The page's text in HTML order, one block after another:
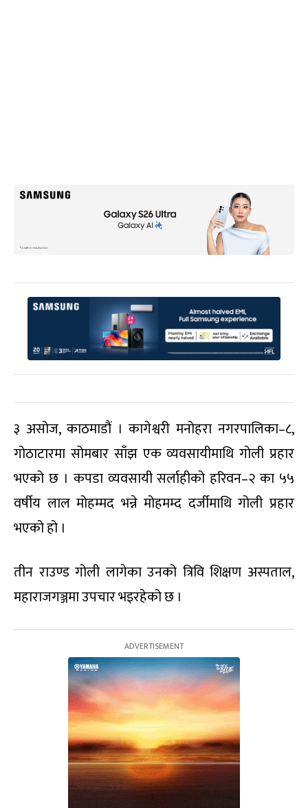
३ असोज, काठमाडौं । कागेश्वरी मनोहरा नगरपालिका–८,
गोठाटारमा सोमबार साँझ एक व्यवसायीमाथि गोली प्रहार
भएको छ । कपडा व्यवसायी सर्लाहीको हरिवन–२ का ५५
वर्षीय लाल मोहम्मद भन्ने मोहमम्द दर्जीमाथि गोली प्रहार
भएको हो ।
तीन राउण्ड गोली लागेका उनको त्रिवि शिक्षण अस्पताल,
महाराजगञ्जमा उपचार भइरहेको छ ।